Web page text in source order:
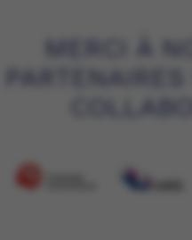
MERCI À